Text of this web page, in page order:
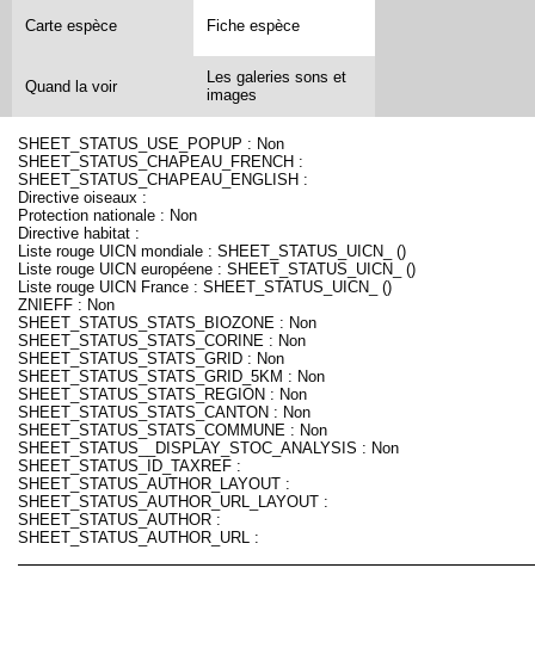
Carte espèce Fiche espèce
Quand la voir
Les galeries sons et
images
SHEET_STATUS_USE_POPUP : Non
SHEET_STATUS_CHAPEAU_FRENCH :
SHEET_STATUS_CHAPEAU_ENGLISH :
Directive oiseaux :
Protection nationale : Non
Directive habitat :
Liste rouge UICN mondiale : SHEET_STATUS_UICN_ ()
Liste rouge UICN européene : SHEET_STATUS_UICN_ ()
Liste rouge UICN France : SHEET_STATUS_UICN_ ()
ZNIEFF : Non
SHEET_STATUS_STATS_BIOZONE : Non
SHEET_STATUS_STATS_CORINE : Non
SHEET_STATUS_STATS_GRID : Non
SHEET_STATUS_STATS_GRID_5KM : Non
SHEET_STATUS_STATS_REGION : Non
SHEET_STATUS_STATS_CANTON : Non
SHEET_STATUS_STATS_COMMUNE : Non
SHEET_STATUS__DISPLAY_STOC_ANALYSIS : Non
SHEET_STATUS_ID_TAXREF :
SHEET_STATUS_AUTHOR_LAYOUT :
SHEET_STATUS_AUTHOR_URL_LAYOUT :
SHEET_STATUS_AUTHOR :
SHEET_STATUS_AUTHOR_URL :